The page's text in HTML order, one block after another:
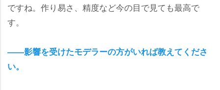
ですね。作り易さ、精度など今の目で見ても最高で
す。
――影響を受けたモデラーの方がいれば教えてくださ
い。